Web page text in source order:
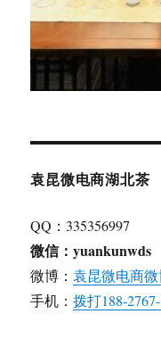
袁昆微电商湖北茶
QQ：335356997
微信：yuankunwds
微博：袁昆微电商
手机：拨打188-